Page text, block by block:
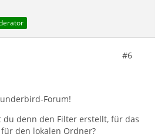
#6
Forum!
du denn den Filter erstellt, für das
den lokalen Ordner?